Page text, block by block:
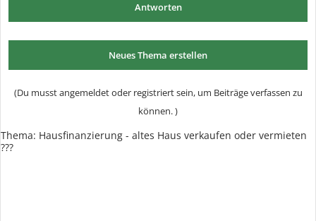
Antworten
Neues Thema erstellen
(Du musst angemeldet oder registriert sein, um Beiträge verfassen zu
können. )
Thema: Hausfinanzierung - altes Haus verkaufen oder vermieten
???